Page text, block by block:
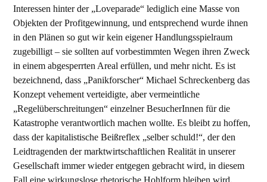
Interessen hinter der „Loveparade“ lediglich eine Masse von
Objekten der Profitgewinnung, und entsprechend wurde ihnen
in den Plänen so gut wir kein eigener Handlungsspielraum
zugebilligt – sie sollten auf vorbestimmten Wegen ihren Zweck
in einem abgesperrten Areal erfüllen, und mehr nicht. Es ist
bezeichnend, dass „Panikforscher“ Michael Schreckenberg das
Konzept vehement verteidigte, aber vermeintliche
„Regelüberschreitungen“ einzelner BesucherInnen für die
Katastrophe verantwortlich machen wollte. Es bleibt zu hoffen,
dass der kapitalistische Beißreflex „selber schuld!“, der den
Leidtragenden der marktwirtschaftlichen Realität in unserer
Gesellschaft immer wieder entgegen gebracht wird, in diesem
Fall eine wirkungslose rhetorische Hohlform bleiben wird.